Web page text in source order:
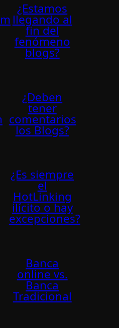
¿Estamos
llegando al
fin del
fenómeno
blogs?
¿Deben
tener
comentarios
los Blogs?
¿Es siempre
el
HotLinking
ilí­cito o hay
excepciones?
Banca
online vs.
Banca
Tradicional